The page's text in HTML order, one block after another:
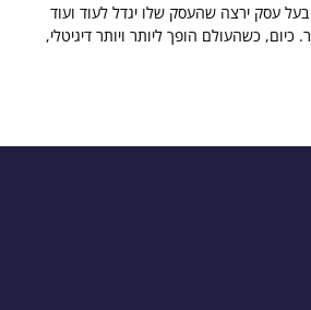
בעל עסק ירצה שהעסק שלו יגדל לעוד ועוד
כיום, כשהעולם הופך ליותר ויותר דיגיטלי,